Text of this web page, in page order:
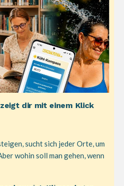
dir mit einem Klick
sucht sich jeder Orte, um
wohin soll man gehen, wenn